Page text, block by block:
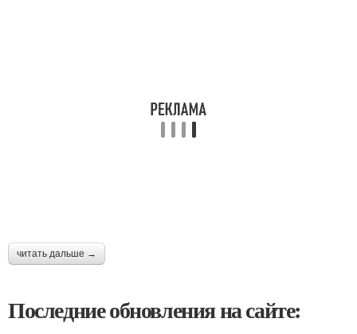
читать дальше →
Последние обновления на сайте: